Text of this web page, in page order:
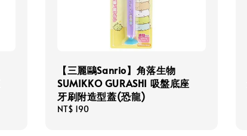
【三麗鷗Sanrio】角落生物
SUMIKKO GURASHI 吸盤底座
牙刷附造型蓋(恐龍)
Regular
NT$ 190